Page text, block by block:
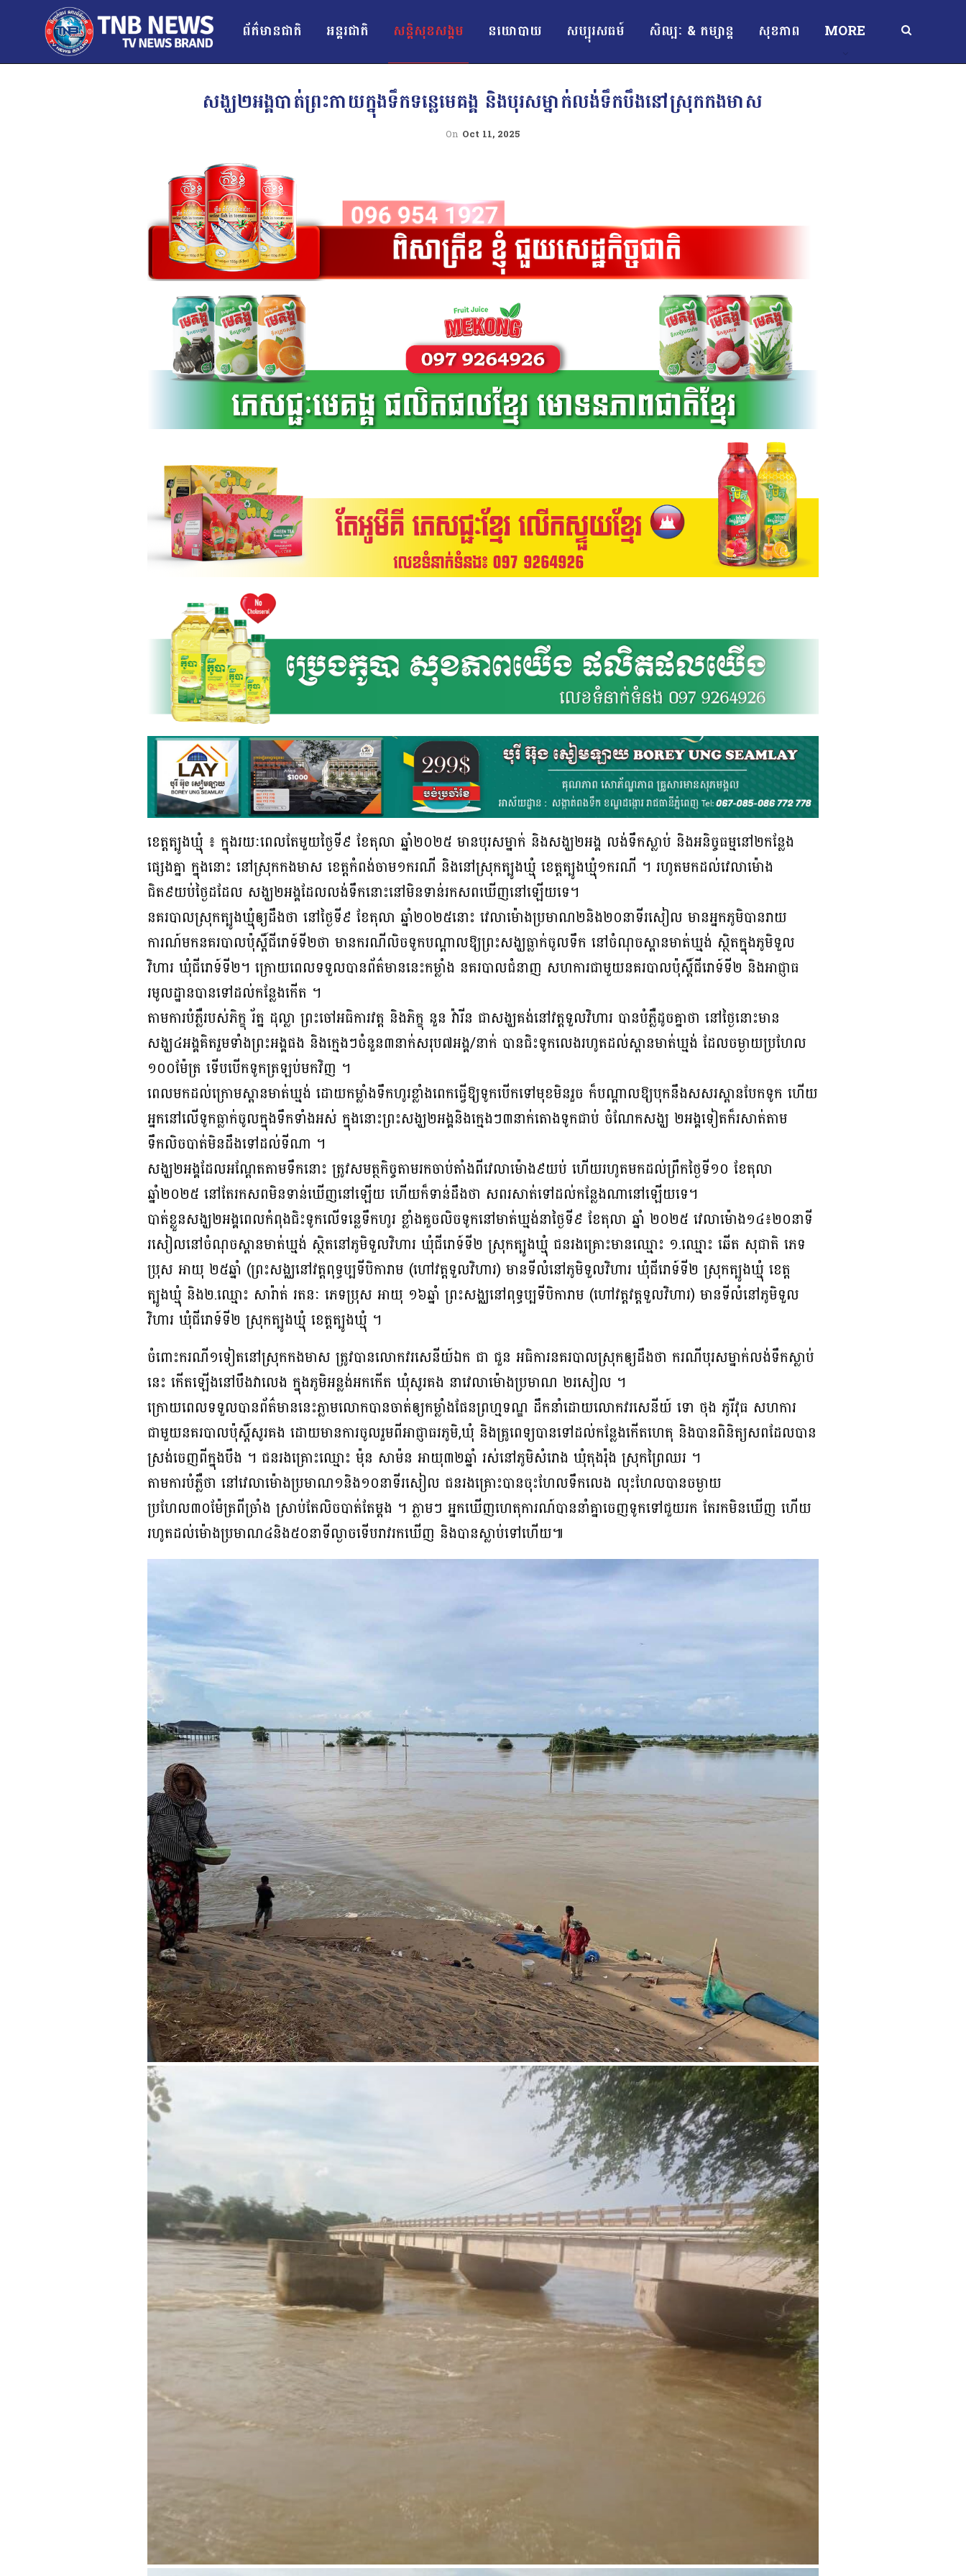
ព័ត៌មានជាតិ អន្ដរជាតិ សន្តិសុខសង្គម នយោបាយ សប្បុរសធម៍ សិល្បៈ & កម្សាន្ត សុខភាព MORE
សង្ឃ២អង្គបាត់ព្រះកាយក្នុងទឹកទន្លេមេគង្គ និងបុរសម្នាក់លង់ទឹកបឹងនៅស្រុកកងមាស
On Oct 11, 2025
ខេត្តត្បូងឃ្មុំ ៖ ក្នុងរយៈពេលតែមួយថ្ងៃទី៩ ខែតុលា ឆ្នាំ២០២៥ មានបុរសម្នាក់ និងសង្ឃ២អង្គ លង់ទឹកស្លាប់ និងអនិច្ចធម្មនៅ២កន្លែង
ផ្សេងគ្នា ក្នុងនោះ នៅស្រុកកងមាស ខេត្តកំពង់ចាម១ករណី និងនៅស្រុកត្បូងឃ្មុំ ខេត្តត្បូងឃ្មុំ១ករណី ។ រហូតមកដល់វេលាម៉ោង
ជិត៩យប់ថ្ងៃដដែល សង្ឃ២អង្គដែលលង់ទឹកនោះនៅមិនទាន់រកសពឃើញនៅឡើយទេ។
នគរបាលស្រុកត្បូងឃ្មុំឲ្យដឹងថា នៅថ្ងៃទី៩ ខែតុលា ឆ្នាំ២០២៥នោះ វេលាម៉ោងប្រមាណ២និង២០នាទីរសៀល មានអ្នកភូមិបានរាយ
ការណ៍មកនគរបាលប៉ុស្តិ៍ជីរោទ៍ទី២ថា មានករណីលិចទូកបណ្តាលឱ្យព្រះសង្ឃធ្លាក់ចូលទឹក នៅចំណុចស្ពានមាត់ឃ្មង់ ស្ថិតក្នុងភូមិទួល
វិហារ ឃុំជីរោទ៍ទី២។ ក្រោយពេលទទួលបានព័ត៌មាននេះកម្លាំង នគរបាលជំនាញ សហការជាមួយនគរបាលប៉ុស្តិ៍ជីរោទ៍ទី២ និងអាជ្ញាធ
រមូលដ្ឋានបានទៅដល់កន្លែងកើត ។
តាមការបំភ្លឺរបស់ភិក្ខុ រ័ត្ន ដុល្លា ព្រះចៅអធិការវត្ត និងភិក្ខុ នួន វ៉ារីន ជាសង្ឃគង់នៅវត្តទួលវិហារ បានបំភ្លឺដូចគ្នាថា នៅថ្ងៃនោះមាន
សង្ឃ៤អង្គគិតរួមទាំងព្រះអង្គផង និងក្មេងៗចំនួន៣នាក់សរុប៧អង្គ/នាក់ បានជិះទូកលេងរហូតដល់ស្ពានមាត់ឃ្មង់ ដែលចម្ងាយប្រហែល
១០០ម៉ែត្រ ទើបបើកទូកត្រឡប់មកវិញ ។
ពេលមកដល់ក្រោមស្ពានមាត់ឃ្មង់ ដោយកម្លាំងទឹកហូរខ្លាំងពេកធ្វើឱ្យទូកបើកទៅមុខមិនរួច ក៏បណ្តាលឱ្យបុកនឹងសសរស្ពានបែកទូក ហើយ
អ្នកនៅលើទូកធ្លាក់ចូលក្នុងទឹកទាំងអស់ ក្នុងនោះព្រះសង្ឃ២អង្គនិងក្មេងៗ៣នាក់តោងទូកជាប់ ចំណែកសង្ឃ ២អង្គទៀតក៏រសាត់តាម
ទឹកលិចបាត់មិនដឹងទៅដល់ទីណា ។
សង្ឃ២អង្គដែលអណ្ដែតតាមទឹកនោះ ត្រូវសមត្ថកិច្ចតាមរកចាប់តាំងពីវេលាម៉ោង៩យប់ ហើយរហូតមកដល់ព្រឹកថ្ងៃទី១០ ខែតុលា
ឆ្នាំ២០២៥ នៅតែរកសពមិនទាន់ឃើញនៅឡើយ ហើយក៏ទាន់ដឹងថា សពរសាត់ទៅដល់កន្លែងណានៅឡើយទេ។
បាត់ខ្លួនសង្ឃ២អង្គពេលកំពុងជិះទូកលេីទន្លេទឹកហូរ ខ្លាំងគួចលិចទូកនៅមាត់ឃ្មង់នាថ្ងៃទី៩ ខែតុលា ឆ្នាំ ២០២៥ វេលាម៉ោង១៤៖២០នាទី
រសៀលនៅចំណុចស្ពានមាត់ឃ្មង់ ស្ថិតនៅភូមិទួលវិហារ ឃុំជីរោទ៍ទី២ ស្រុកត្បូងឃ្មុំ ជនរងគ្រោះមានឈ្មោះ ១.ឈ្មោះ ឆើត សុជាតិ ភេទ
ប្រុស អាយុ ២៥ឆ្នាំ (ព្រះសង្ឈនៅវត្តពុទ្ធប្បទីបិការាម (ហៅវត្តទួលវិហារ) មានទីលំនៅភូមិទួលវិហារ ឃុំជីរោទ៍ទី២ ស្រុកត្បូងឃ្មុំ ខេត្ត
ត្បូងឃ្មុំ និង២.ឈ្មោះ សារ៉ាត់ រតនៈ ភេទប្រុស អាយុ ១៦ឆ្នាំ ព្រះសង្ឈនៅពុទ្ធប្បទីបិការាម (ហៅវត្តវត្តទួលវិហារ) មានទីលំនៅភូមិទួល
វិហារ ឃុំជីរោទ៍ទី២ ស្រុកត្បូងឃ្មុំ ខេត្តត្បូងឃ្មុំ ។
ចំពោះករណី១ទៀតនៅស្រុកកងមាស ត្រូវបានលោកវរសេនីយ៍ឯក ជា ជួន អធិការនគរបាលស្រុកឲ្យដឹងថា ករណីបុរសម្នាក់លង់ទឹកស្លាប់
នេះ កើតឡើងនៅបឹងវាលេង ក្នុងភូមិអន្លង់អកកើត ឃុំសូរគង នាវេលាម៉ោងប្រមាណ ២រសៀល ។
ក្រោយពេលទទួលបានព័ត៌មាននេះភ្លាមលោកបានចាត់ឲ្យកម្លាំងផែនព្រហ្មទណ្ឌ ដឹកនាំដោយលោកវរសេនីយ៍ ទោ ថុង ភូរីវុធ សហការ
ជាមួយនគរបាលប៉ុស្តិ៍សូរគង ដោយមានការចូលរួមពីអាជ្ញាធរភូមិ,ឃុំ និងគ្រូពេទ្យបានទៅដល់កន្លែងកើតហេតុ និងបានពិនិត្យសពដែលបាន
ស្រង់ចេញពីក្នុងបឹង ។ ជនរងគ្រោះឈ្មោះ ម៉ុន សាម៉ន អាយុ៣២ឆ្នាំ រស់នៅភូមិសំរោង ឃុំតុងរ៉ុង ស្រុកព្រៃឈរ ។
តាមការបំភ្លឺថា នៅវេលាម៉ោងប្រមាណ១និង១០នាទីរសៀល ជនរងគ្រោះបានចុះហែលទឹកលេង លុះហែលបានចម្ងាយ
ប្រហែល៣០ម៉ែត្រពីច្រាំង ស្រាប់តែលិចបាត់តែម្ដង ។ ភ្លាមៗ អ្នកឃើញហេតុការណ៍បាននាំគ្នាចេញទូកទៅជួយរក តែរកមិនឃើញ ហើយ
រហូតដល់ម៉ោងប្រមាណ៤និង៥០នាទីល្ងាចទើបរាវរកឃើញ និងបានស្លាប់ទៅហើយ៕